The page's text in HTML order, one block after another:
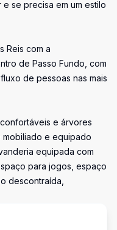
se precisa em um estilo
Reis com a
de Passo Fundo, com
de pessoas nas mais
e árvores
mobiliado e equipado
equipada com
para jogos, espaço
descontraída,